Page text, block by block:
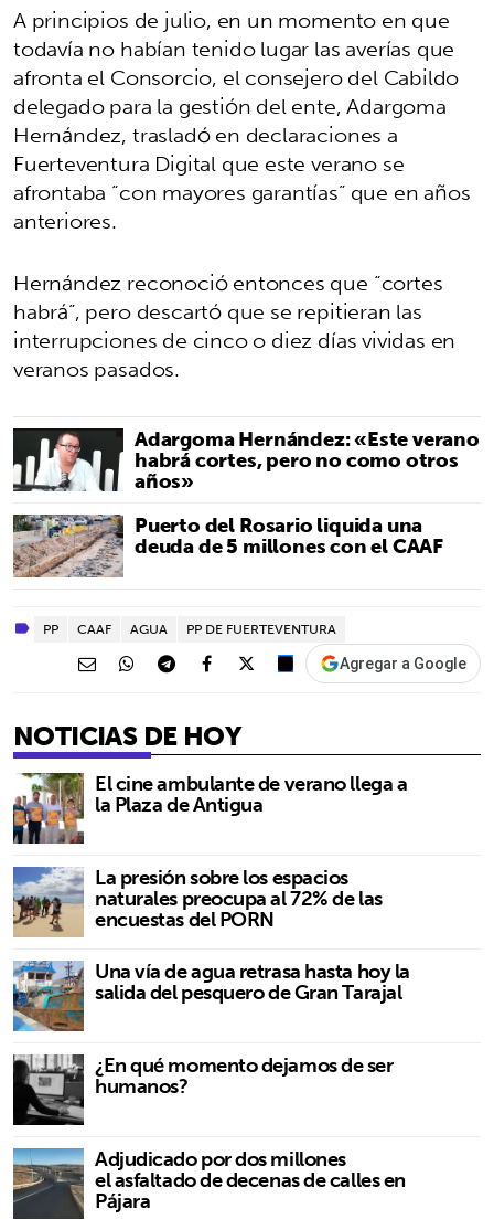
A principios de julio, en un momento en que
todavía no habían tenido lugar las averías que
afronta el Consorcio, el consejero del Cabildo
delegado para la gestión del ente, Adargoma
Hernández, trasladó en declaraciones a
Fuerteventura Digital que este verano se
afrontaba “con mayores garantías” que en años
anteriores.
Hernández reconoció entonces que “cortes
habrá”, pero descartó que se repitieran las
interrupciones de cinco o diez días vividas en
veranos pasados.
Adargoma Hernández: «Este verano
habrá cortes, pero no como otros
años»
Puerto del Rosario liquida una
deuda de 5 millones con el CAAF
PP CAAF AGUA PP DE FUERTEVENTURA
Agregar a Google
NOTICIAS DE HOY
El cine ambulante de verano llega a
la Plaza de Antigua
La presión sobre los espacios
naturales preocupa al 72% de las
encuestas del PORN
Una vía de agua retrasa hasta hoy la
salida del pesquero de Gran Tarajal
¿En qué momento dejamos de ser
humanos?
Adjudicado por dos millones
el asfaltado de decenas de calles en
Pájara